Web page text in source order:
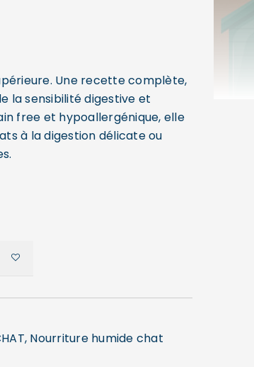
Une recette complète,
la sensibilité digestive et
free et hypoallergénique, elle
à la digestion délicate ou
, Nourriture humide chat